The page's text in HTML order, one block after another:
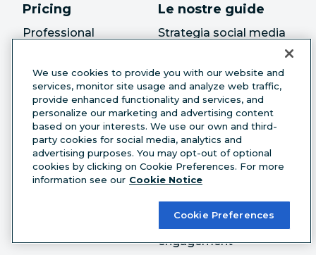
Pricing
Professional
Enterprise
Le nostre guide
Strategia social media
Social media analytics
Social listening
momento migliore per
postare su instagram
Calendario dei social
engagement
We use cookies to provide you with our website and
services, monitor site usage and analyze web traffic,
provide enhanced functionality and services, and
personalize our marketing and advertising content
based on your interests. We use our own and third-
party cookies for social media, analytics and
advertising purposes. You may opt-out of optional
cookies by clicking on Cookie Preferences. For more
information see our Cookie Notice
Cookie Preferences